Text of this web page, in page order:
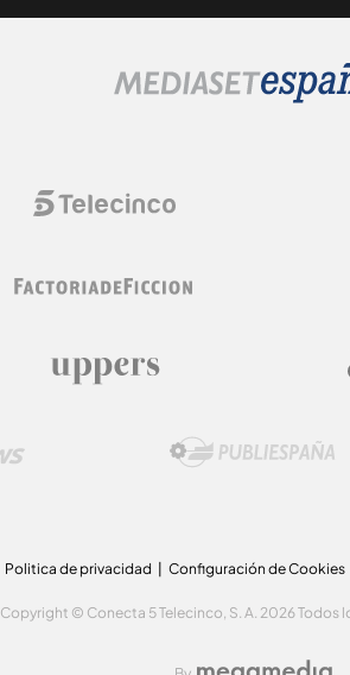
Politica de privacidad Configuración de Cookies
Copyright © Conecta 5 Telecinco, S. A. 2026 Todos